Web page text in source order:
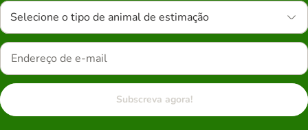
Selecione o tipo de animal de estimação
Subscreva agora!